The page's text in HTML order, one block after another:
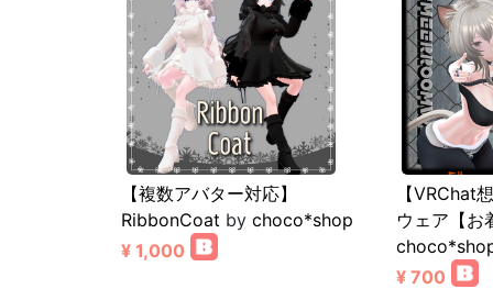
【複数アバター対応】
RibbonCoat by choco*shop
¥ 1,000
【VRChat
ウェア【お
¥ 700